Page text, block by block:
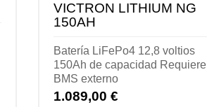
VICTRON LITHIUM NG
150AH
Batería LiFePo4 12,8 voltios
150Ah de capacidad Requiere
BMS externo
1.089,00 €